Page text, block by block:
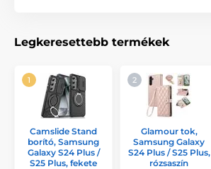
Legkeresettebb termékek
Camslide Stand
borító, Samsung
Galaxy S24 Plus /
S25 Plus, fekete
Glamour tok,
Samsung Galaxy
S24 Plus / S25 Plus,
rózsaszín